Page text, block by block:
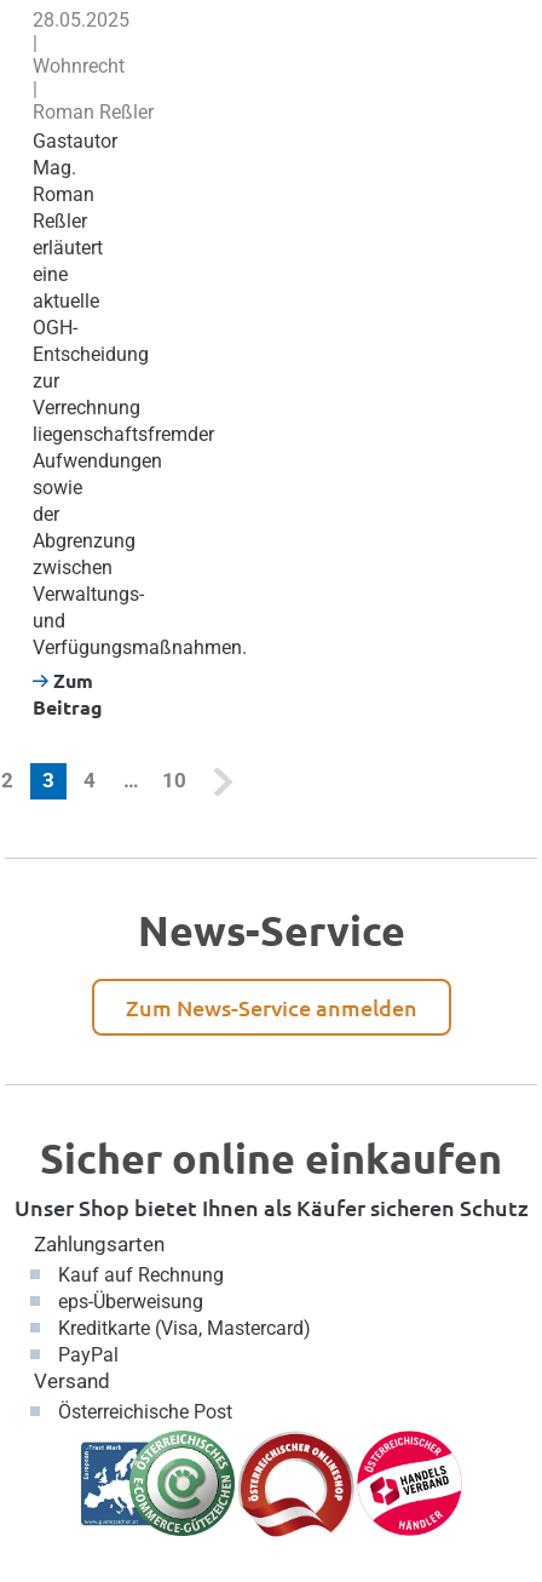
28.05.2025
|
Wohnrecht
|
Roman Reßler
Gastautor
Mag.
Roman
Reßler
erläutert
eine
aktuelle
OGH-
Entscheidung
zur
Verrechnung
liegenschaftsfremder
Aufwendungen
sowie
der
Abgrenzung
zwischen
Verwaltungs-
und
Verfügungsmaßnahmen.
Zum
Beitrag
2 3 (current)
4 … 10
News-Service
Zum News-Service anmelden
Sicher online einkaufen
Unser Shop bietet Ihnen als Käufer sicheren Schutz
Zahlungsarten
Kauf auf Rechnung
eps-Überweisung
Kreditkarte (Visa, Mastercard)
PayPal
Versand
Österreichische Post